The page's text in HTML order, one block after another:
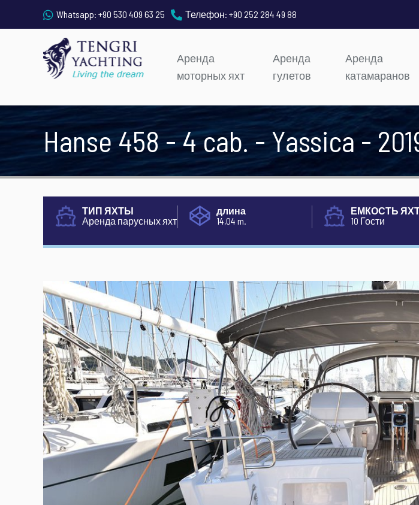
Whatsapp: +90 530 409 63 25 Телефон: +90 252 284 49 88
Аренда
моторных яхт
Аренда
гулетов
Аренда
катамаранов
Hanse 458 - 4 cab. - Yassica -
ТИП ЯХТЫ
Аренда парусных яхт
длина
14,04 m.
ЕМКОСТЬ
10 Гости